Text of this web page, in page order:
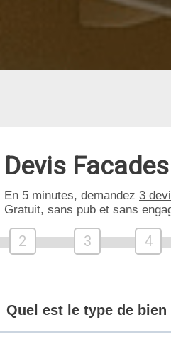
Devis
En 5 minutes, demandez 3
Gratuit, sans pub et sans
2 3 4
Quel est le type de